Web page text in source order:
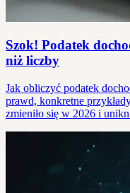
Szok! Podatek
niż liczby
Jak obliczyć podatek
prawd, konkretne
zmieniło się w 2026 i